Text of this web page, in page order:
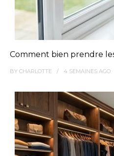
Comment bien prendre
BY CHARLOTTE 4 SEMAINES AGO